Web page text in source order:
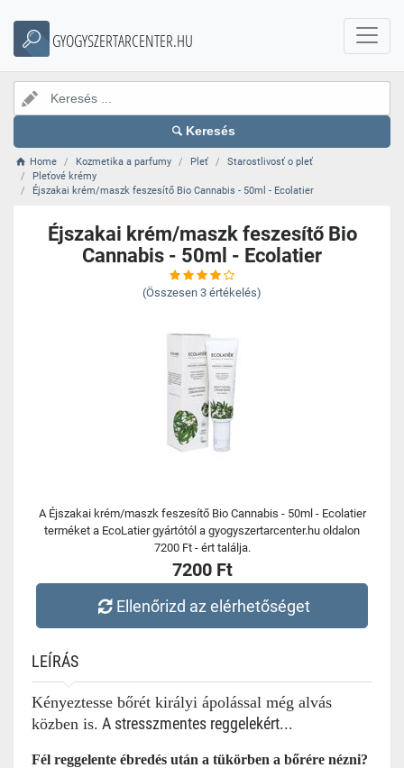
GYOGYSZERTARCENTER.HU
Keresés
Home Kozmetika a parfumy Pleť
Starostlivosť o pleť
Pleťové krémy
Éjszakai krém/maszk feszesítő Bio Cannabis - 50ml - Ecolatier
Éjszakai krém/maszk feszesítő Bio
Cannabis - 50ml - Ecolatier
(Összesen 3 értékelés)
A Éjszakai krém/maszk feszesítő Bio Cannabis - 50ml - Ecolatier
terméket a EcoLatier gyártótól a gyogyszertarcenter.hu oldalon
7200 Ft - ért találja.
7200 Ft
Ellenőrizd az elérhetőséget
LEÍRÁS
Kényeztesse bőrét királyi ápolással még alvás
közben is. A stresszmentes reggelekért...
Fél reggelente ébredés után a tükörben a bőrére nézni?